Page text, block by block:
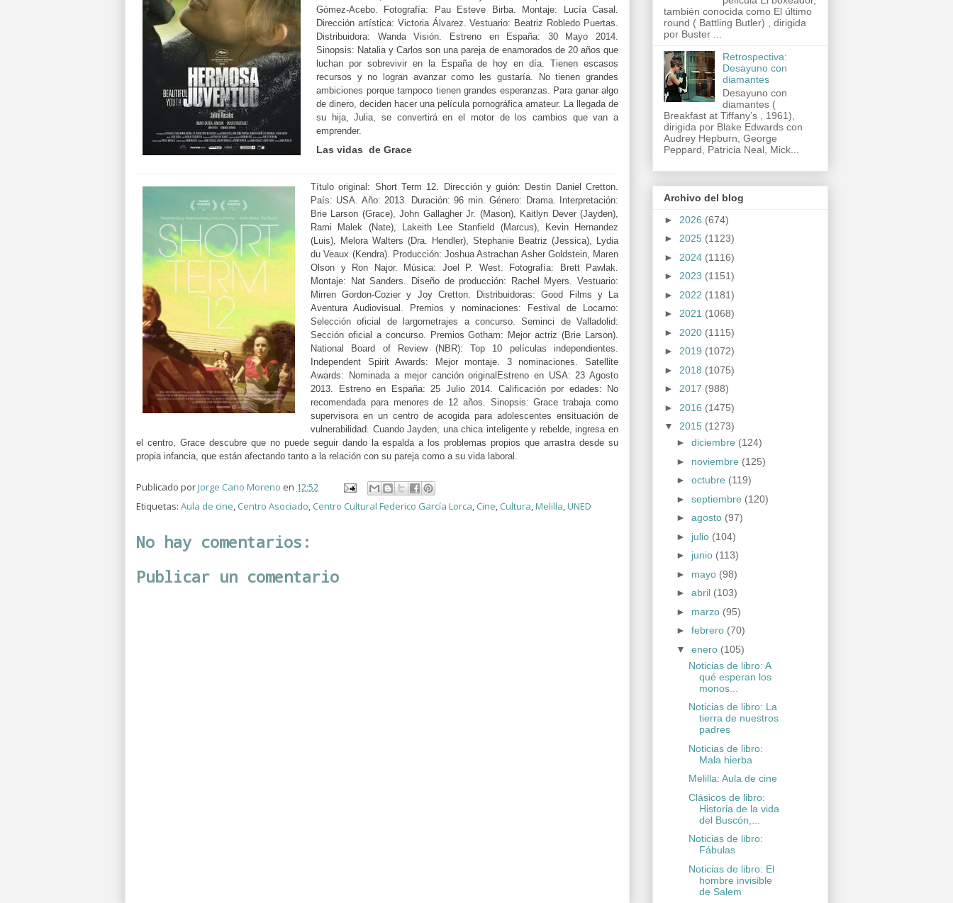
Gómez-Acebo. Fotografía: Pau Esteve Birba. Montaje: Lucía Casal.
Dirección artística: Victoria Álvarez. Vestuario: Beatriz Robledo Puertas.
Distribuidora: Wanda Visión. Estreno en España: 30 Mayo 2014.
Sinopsis: Natalia y Carlos son una pareja de enamorados de 20 años que
luchan por sobrevivir en la España de hoy en día. Tienen escasos
recursos y no logran avanzar como les gustaría. No tienen grandes
ambiciones porque tampoco tienen grandes esperanzas. Para ganar algo
de dinero, deciden hacer una película pornográfica amateur. La llegada de
su hija, Julia, se convertirá en el motor de los cambios que van a
emprender.
Las vidas de Grace
Título original: Short Term 12. Dirección y guión: Destin Daniel Cretton.
País: USA. Año: 2013. Duración: 96 min. Género: Drama. Interpretación:
Brie Larson (Grace), John Gallagher Jr. (Mason), Kaitlyn Dever (Jayden),
Rami Malek (Nate), Lakeith Lee Stanfield (Marcus), Kevin Hernandez
(Luis), Melora Walters (Dra. Hendler), Stephanie Beatriz (Jessica), Lydia
du Veaux (Kendra). Producción: Joshua Astrachan Asher Goldstein, Maren
Olson y Ron Najor. Música: Joel P. West. Fotografía: Brett Pawlak.
Montaje: Nat Sanders. Diseño de producción: Rachel Myers. Vestuario:
Mirren Gordon-Cozier y Joy Cretton. Distribuidoras: Good Films y La
Aventura Audiovisual. Premios y nominaciones: Festival de Locarno:
Selección oficial de largometrajes a concurso. Seminci de Valladolid:
Sección oficial a concurso. Premios Gotham: Mejor actriz (Brie Larson).
National Board of Review (NBR): Top 10 películas independientes.
Independent Spirit Awards: Mejor montaje. 3 nominaciones. Satellite
Awards: Nominada a mejor canción originalEstreno en USA: 23 Agosto
2013. Estreno en España: 25 Julio 2014. Calificación por edades: No
recomendada para menores de 12 años. Sinopsis: Grace trabaja como
supervisora en un centro de acogida para adolescentes ensituación de
vulnerabilidad. Cuando Jayden, una chica inteligente y rebelde, ingresa en
el centro, Grace descubre que no puede seguir dando la espalda a los problemas propios que arrastra desde su
propia infancia, que están afectando tanto a la relación con su pareja como a su vida laboral.
Publicado porJorge Cano Moreno en 12:52
Etiquetas: Aula de cine, Centro Asociado, Centro Cultural Federico García Lorca, Cine, Cultura,Melilla,UNED
No hay comentarios:
Publicar un comentario
también conocida como El último
round ( Battling Butler) , dirigida
por Buster ...
Retrospectiva:
Desayuno con
diamantes
Desayuno con
diamantes (
Breakfast at Tiffany’s , 1961),
dirigida por Blake Edwards con
Audrey Hepburn, George
Peppard, Patricia Neal, Mick...
Archivo del blog
► 2026 (674)
► 2025 (1123)
► 2024 (1116)
► 2023 (1151)
► 2022 (1181)
► 2021 (1068)
► 2020 (1115)
► 2019 (1072)
► 2018 (1075)
► 2017 (988)
► 2016 (1475)
▼ 2015 (1273)
► diciembre (124)
► noviembre (125)
► octubre (119)
► septiembre (120)
► agosto (97)
► julio (104)
► junio (113)
► mayo (98)
► abril (103)
► marzo (95)
► febrero (70)
▼ enero (105)
Noticias de libro: A
qué esperan los
monos...
Noticias de libro: La
tierra de nuestros
padres
Noticias de libro:
Mala hierba
Melilla: Aula de cine
Clásicos de libro:
Historia de la vida
del Buscón,...
Noticias de libro:
Fábulas
Noticias de libro: El
hombre invisible
de Salem